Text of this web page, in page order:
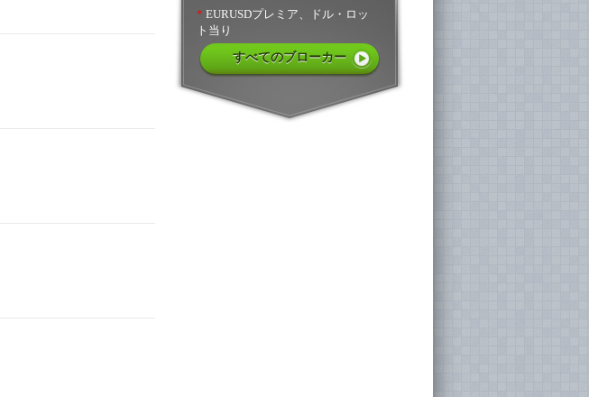
* EURUSDプレミア、ドル・ロッ
ト当り
すべてのブローカー